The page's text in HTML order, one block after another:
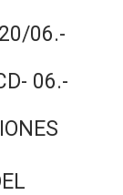
06.-
06.-